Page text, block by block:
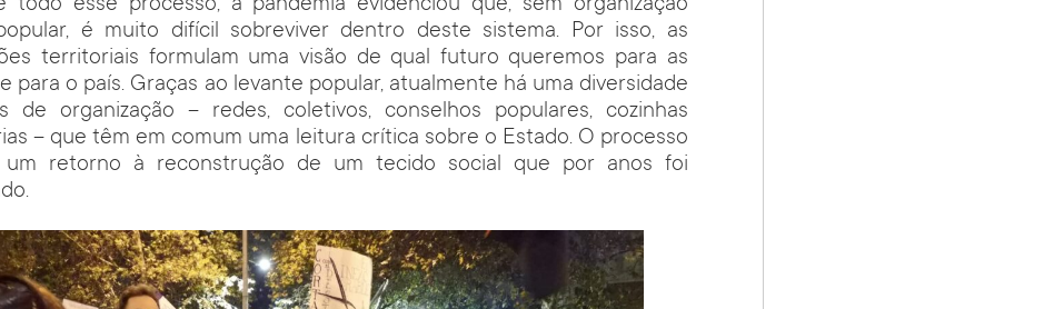
todo esse processo, a pandemia evidenciou que, sem organização
é muito difícil sobreviver dentro deste sistema. Por isso, as
territoriais formulam uma visão de qual futuro queremos para as
para o país. Graças ao levante popular, atualmente há uma diversidade
de organização – redes, coletivos, conselhos populares, cozinhas
– que têm em comum uma leitura crítica sobre o Estado. O processo
retorno à reconstrução de um tecido social que por anos foi